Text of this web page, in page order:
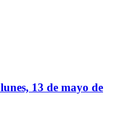
lunes, 13 de mayo de